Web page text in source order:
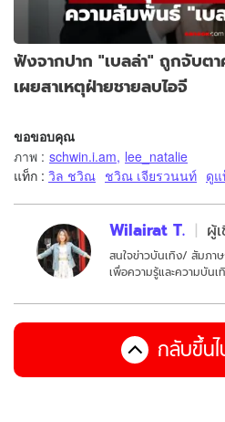
ฟังจากปาก "เบลล่า" ถูกจับ
เผยสาเหตุฝ่ายชายลบไอจี
ขอขอบคุณ
ภาพ : schwin.i.am, lee_natalie
แท็ก : วิล ชวิณ ชวิณ เจียรวนนท์ ดู
Wilairat T. ผู้
สนใจข่าวบันเทิง/ สัมภ
เพื่อความรู้และความบันเ
กลับขึ้น